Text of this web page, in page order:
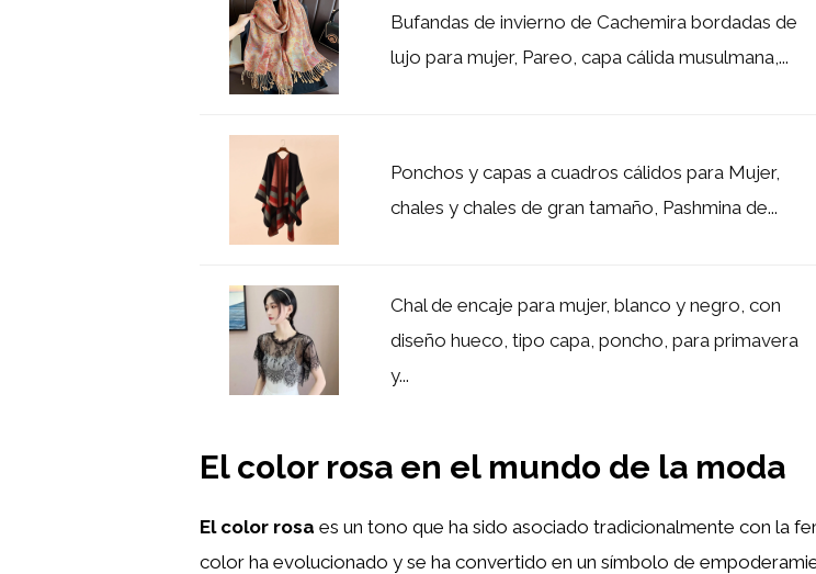
Bufandas de invierno de Cachemira bordadas de
lujo para mujer, Pareo, capa cálida musulmana,...
Ponchos y capas a cuadros cálidos para Mujer,
chales y chales de gran tamaño, Pashmina de...
Chal de encaje para mujer, blanco y negro, con
diseño hueco, tipo capa, poncho, para primavera
y...
El color rosa en el mundo de la moda
El color rosa es un tono que ha sido asociado tradicionalmente con la
color ha evolucionado y se ha convertido en un símbolo de